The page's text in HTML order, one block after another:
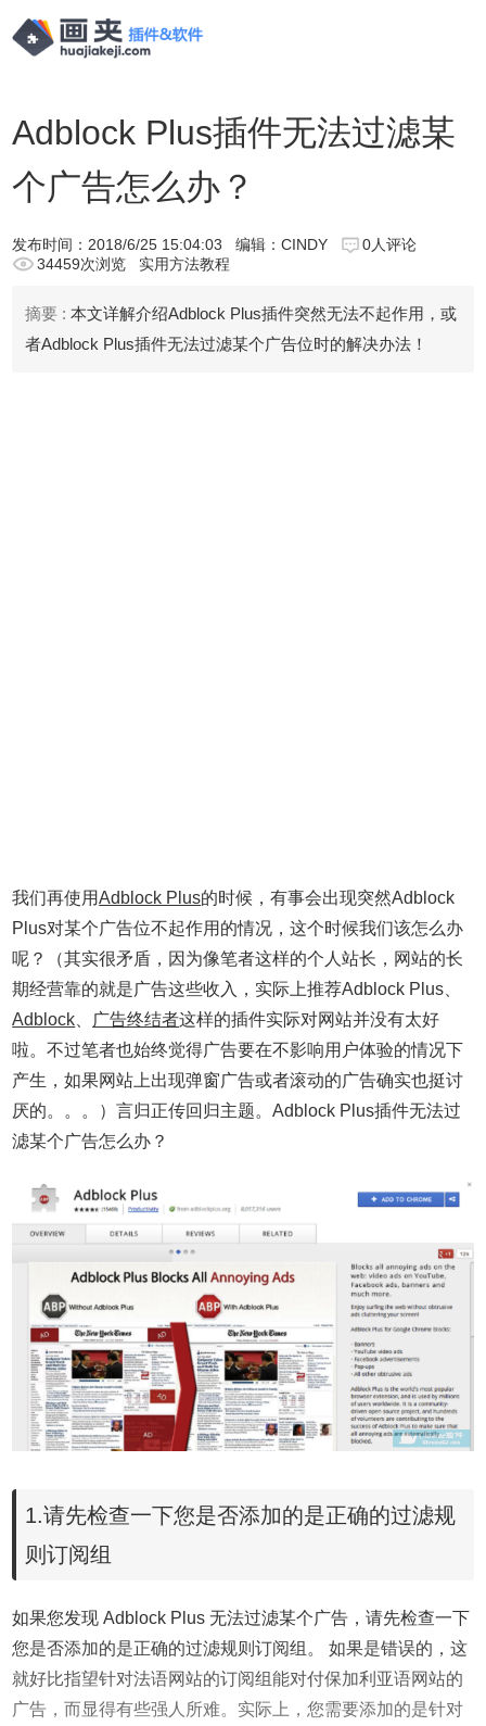
Adblock Plus插件无法过滤某
个广告怎么办？
发布时间： 2018/6/25 15:04:03 编辑：CINDY
0人评论
34459次浏览
实用方法教程
摘要 : 本文详解介绍Adblock Plus插件突然无法不起作用，或
者Adblock Plus插件无法过滤某个广告位时的解决办法！
我们再使用Adblock Plus的时候，有事会出现突然Adblock
Plus对某个广告位不起作用的情况，这个时候我们该怎么办
呢？（其实很矛盾，因为像笔者这样的个人站长，网站的长
期经营靠的就是广告这些收入，实际上推荐Adblock Plus、
Adblock
广告终结者这样的插件实际对网站并没有太好
啦。不过笔者也始终觉得广告要在不影响用户体验的情况下
产生，如果网站上出现弹窗广告或者滚动的广告确实也挺讨
厌的。。。
）言归正传回归主题。Adblock Plus插件无法过
滤某个广告怎么办？
1.请先检查一下您是否添加的是正确的过滤规
则订阅组
如果您发现 Adblock Plus 无法过滤某个广告，请先检查一下
您是否添加的是正确的过滤规则订阅组。 如果是错误的，这
就好比指望针对法语网站的订阅组能对付保加利亚语网站的
广告，而显得有些强人所难。实际上，您需要添加的是针对